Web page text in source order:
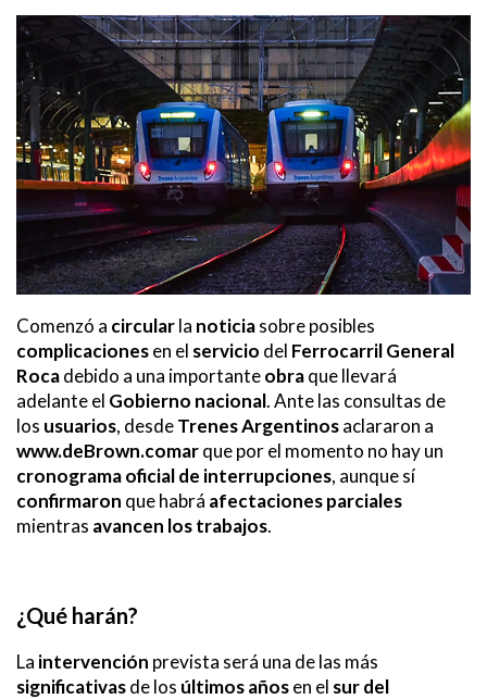
Comenzó a circularla noticiasobre posibles
complicacionesen el servicio del Ferrocarril General
Rocadebido a una importanteobraque llevará
adelante el Gobierno nacional. Ante las consultas de
los usuarios, desdeTrenes Argentinosaclararon a
www.deBrown.comarque por el momento no hay un
cronograma oficial de interrupciones, aunque sí
confirmaron que habrá afectacionesparciales
mientras avancen los trabajos.
¿Qué harán?
La intervención prevista será una de las más
significativasde los últimos añosen el sur del